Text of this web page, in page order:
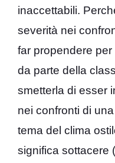
inaccettabili.
severità nei
far propendere per
da parte della
smetterla di esser
nei confronti di
tema del clima
significa sottacere